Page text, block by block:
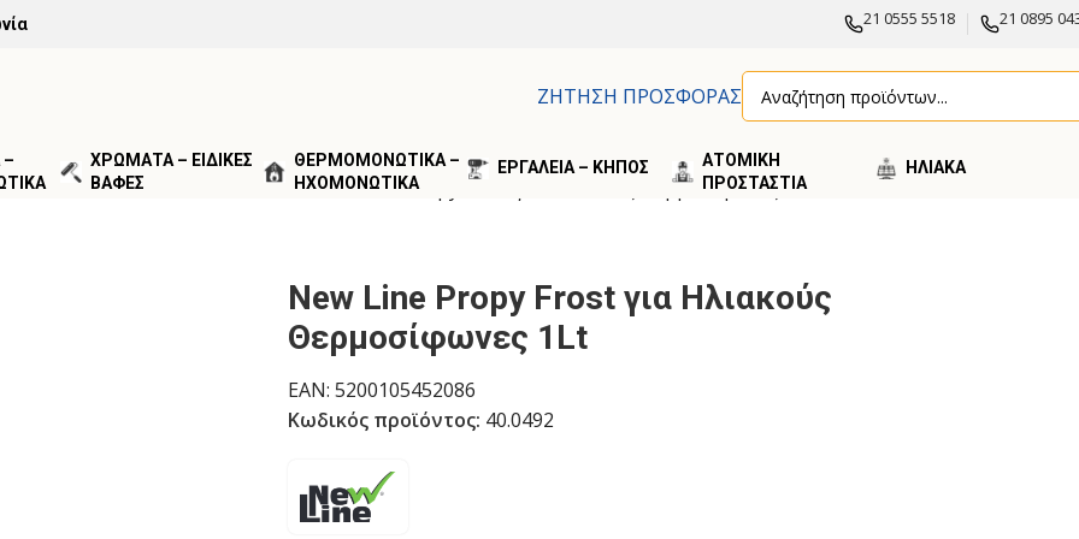
21 0555 5518 21 0895
ΖΗΤΗΣΗ ΠΡΟΣΦΟΡΑΣ
–
ΧΡΩΜΑΤΑ – ΕΙΔΙΚΕΣ
ΒΑΦΕΣ
ΘΕΡΜΟΜΟΝΩΤΙΚΑ –
ΗΧΟΜΟΝΩΤΙΚΑ
ΕΡΓΑΛΕΙΑ – ΚΗΠΟΣ
ΑΤΟΜΙΚΗ
ΠΡΟΣΤΑΣΤΙΑ
ΗΛΙΑΚA
- ΧΗΜΙΚΑ ΚΑΘΑΡΙΣΤΙΚΑ New Line Propy Frost για Ηλιακούς Θερμοσίφωνες 1Lt
New Line Propy Frost για Ηλιακούς
Θερμοσίφωνες 1Lt
EAN: 5200105452086
Κωδικός προϊόντος: 40.0492